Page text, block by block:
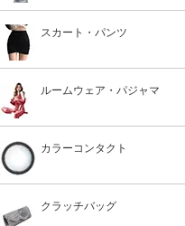
スカート・パンツ
ルームウェア・パジャマ
カラーコンタクト
クラッチバッグ